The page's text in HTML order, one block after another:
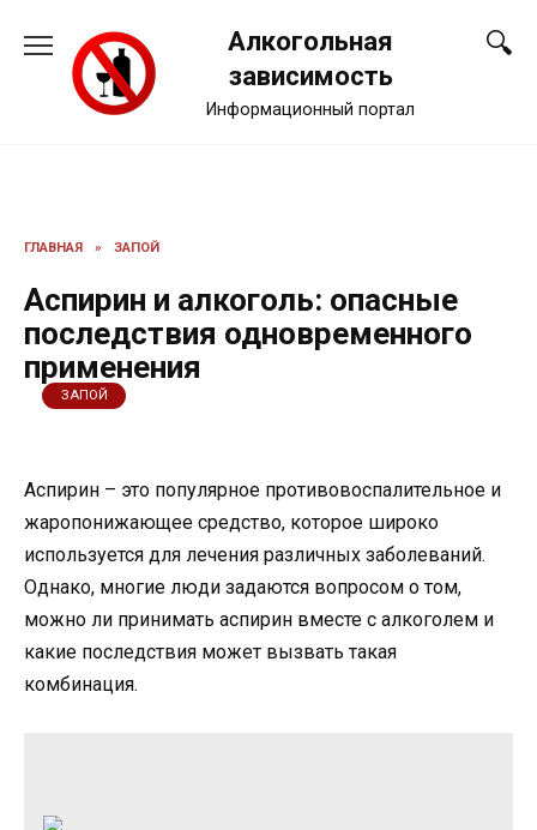
содержанию
Алкогольная
зависимость
Информационный портал
ГЛАВНАЯ » ЗАПОЙ
Аспирин и алкоголь: опасные
последствия одновременного
применения
ЗАПОЙ
Аспирин – это популярное противовоспалительное и
жаропонижающее средство, которое широко
используется для лечения различных заболеваний.
Однако, многие люди задаются вопросом о том,
можно ли принимать аспирин вместе с алкоголем и
какие последствия может вызвать такая
комбинация.